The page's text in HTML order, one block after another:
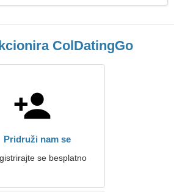
ColDatingGo
Pridruži nam se
se besplatno